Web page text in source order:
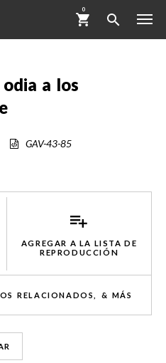
0
a los
GAV-43-85
AGREGAR A LA LISTA DE
REPRODUCCIÓN
RELACIONADOS, & MÁS